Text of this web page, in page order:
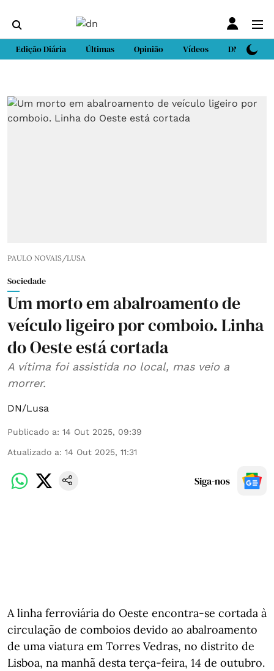
Edição Diária Últimas Opinião Vídeos DN Sport
PAULO NOVAIS/LUSA
Sociedade
Um morto em abalroamento de
veículo ligeiro por comboio. Linha
do Oeste está cortada
A vítima foi assistida no local, mas veio a
morrer.
DN/Lusa
Publicado a: 14 Out 2025, 09:39
Atualizado a: 14 Out 2025, 11:31
Siga-nos
A linha ferroviária do Oeste encontra-se cortada à
circulação de comboios devido ao abalroamento
de uma viatura em Torres Vedras, no distrito de
Lisboa, na manhã desta terça-feira, 14 de outubro.